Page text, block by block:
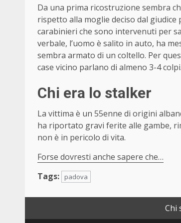
Da una prima ricostruzione sembra
rispetto alla moglie deciso dal giudice
carabinieri che sono intervenuti per
verbale, l’uomo è salito in auto, ha
sembra armato di un coltello. Per
case vicino parlano di almeno 3-4 colpi.
Chi era lo stalker
La vittima è un 55enne di origini
ha riportato gravi ferite alle gambe,
non è in pericolo di vita.
Forse dovresti anche sapere che…
Tags:
padova
Chi